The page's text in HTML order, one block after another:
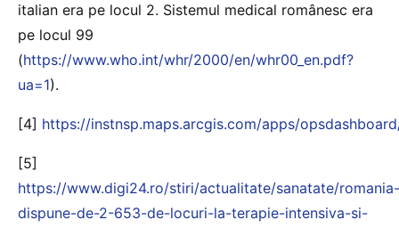
italian era pe locul 2. Sistemul medical românesc era
pe locul 99
(https://www.who.int/whr/2000/en/whr00_en.pdf?
ua=1).
[4] https://instnsp.maps.arcgis.com/apps/
[5]
https://www.digi24.ro/stiri/actualitate/sanatate/romania-
dispune-de-2-653-de-locuri-la-terapie-intensiva-si-